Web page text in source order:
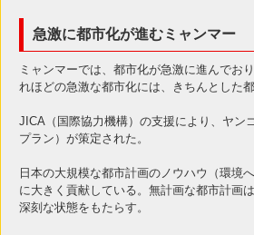
急激に都市化が進むミャンマー
ミャンマーでは、都市化が急激に進んでお
れほどの急激な都市化には、きちんとした
JICA（国際協力機構）の支援により、ヤン
プラン）が策定された。
日本の大規模な都市計画のノウハウ（環境
に大きく貢献している。無計画な都市計画
深刻な状態をもたらす。